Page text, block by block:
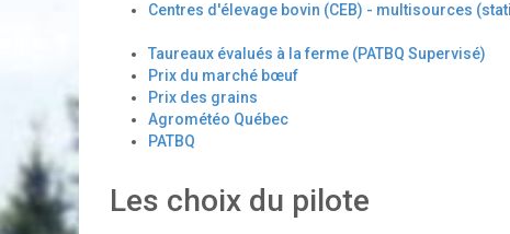
Centres d'élevage bovin (CEB) - multisources
Taureaux évalués à la ferme (PATBQ Supervisé)
Prix du marché bœuf
Prix des grains
Agrométéo Québec
PATBQ
Les choix du pilote